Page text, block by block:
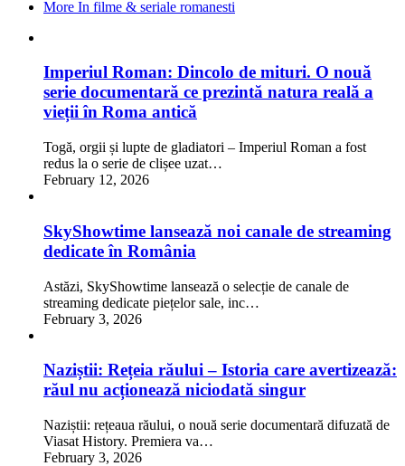
More In filme & seriale romanesti
Imperiul Roman: Dincolo de mituri. O nouă
serie documentară ce prezintă natura reală a
vieții în Roma antică
Togă, orgii și lupte de gladiatori – Imperiul Roman a fost
redus la o serie de clișee uzat…
February 12, 2026
SkyShowtime lansează noi canale de streaming
dedicate în România
Astăzi, SkyShowtime lansează o selecție de canale de
streaming dedicate piețelor sale, inc…
February 3, 2026
Naziștii: Rețeia răului – Istoria care avertizează:
răul nu acționează niciodată singur
Naziștii: rețeaua răului, o nouă serie documentară difuzată de
Viasat History. Premiera va…
February 3, 2026